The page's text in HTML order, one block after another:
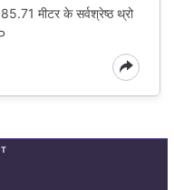
मीटर के सर्वश्रेष्ठ थ्रो